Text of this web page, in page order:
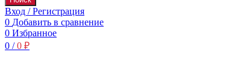
Вход / Регистрация
0 Добавить в сравнение
0 Избранное
0 / 0 ₽